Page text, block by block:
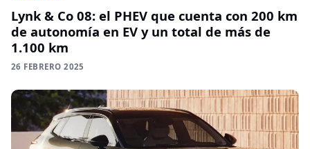
Lynk & Co 08: el PHEV que cuenta con 200 km
de autonomía en EV y un total de más de
1.100 km
26 FEBRERO 2025